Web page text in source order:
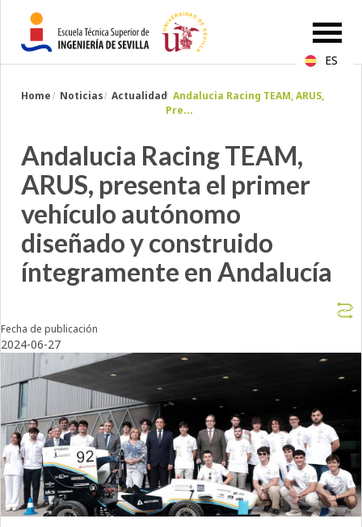
Breadcrumbs
You
Home Noticias Actualidad Andalucia Racing TEAM, ARUS,
Pre...
Andalucia Racing TEAM,
ARUS, presenta el primer
vehículo autónomo
diseñado y construido
íntegramente en Andalucía
Fecha de publicación
2024-06-27
ES